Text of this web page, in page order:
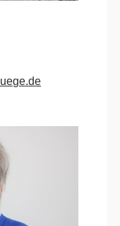
g d